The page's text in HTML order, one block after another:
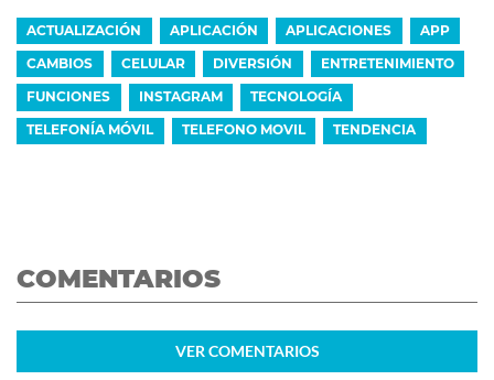
ACTUALIZACIÓN APLICACIÓN APLICACIONES APP
CAMBIOS CELULAR DIVERSIÓN ENTRETENIMIENTO
FUNCIONES INSTAGRAM TECNOLOGÍA
TELEFONÍA MÓVIL TELEFONO MOVIL TENDENCIA
COMENTARIOS
VER COMENTARIOS